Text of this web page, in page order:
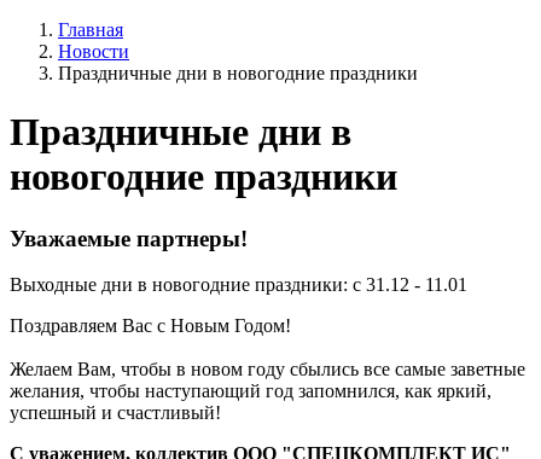
Главная
Новости
Праздничные дни в новогодние праздники
Праздничные дни в
новогодние праздники
Уважаемые партнеры!
Выходные дни в новогодние праздники: с 31.12 - 11.01
Поздравляем Вас с Новым Годом!
Желаем Вам, чтобы в новом году сбылись все самые заветные
желания, чтобы наступающий год запомнился, как яркий,
успешный и счастливый!
С уважением, коллектив ООО "СПЕЦКОМПЛЕКТ ИС"